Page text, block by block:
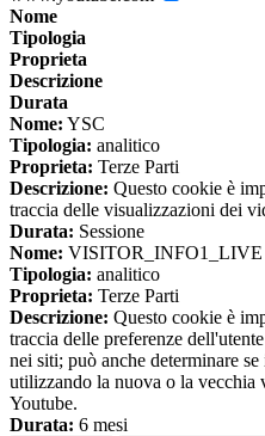
Nome
Tipologia
Proprieta
Descrizione
Durata
Nome: YSC
Tipologia: analitico
Proprieta: Terze Parti
Descrizione: Questo cookie è
traccia delle visualizzazioni dei
Durata: Sessione
Nome: VISITOR_INFO1_LIVE
Tipologia: analitico
Proprieta: Terze Parti
Descrizione: Questo cookie è
traccia delle preferenze
nei siti; può anche determinare
utilizzando la nuova o la vecchia
Youtube.
Durata: 6 mesi